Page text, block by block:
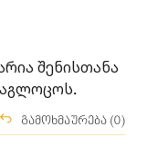
შენისთანა
გამოხმაურება (0)